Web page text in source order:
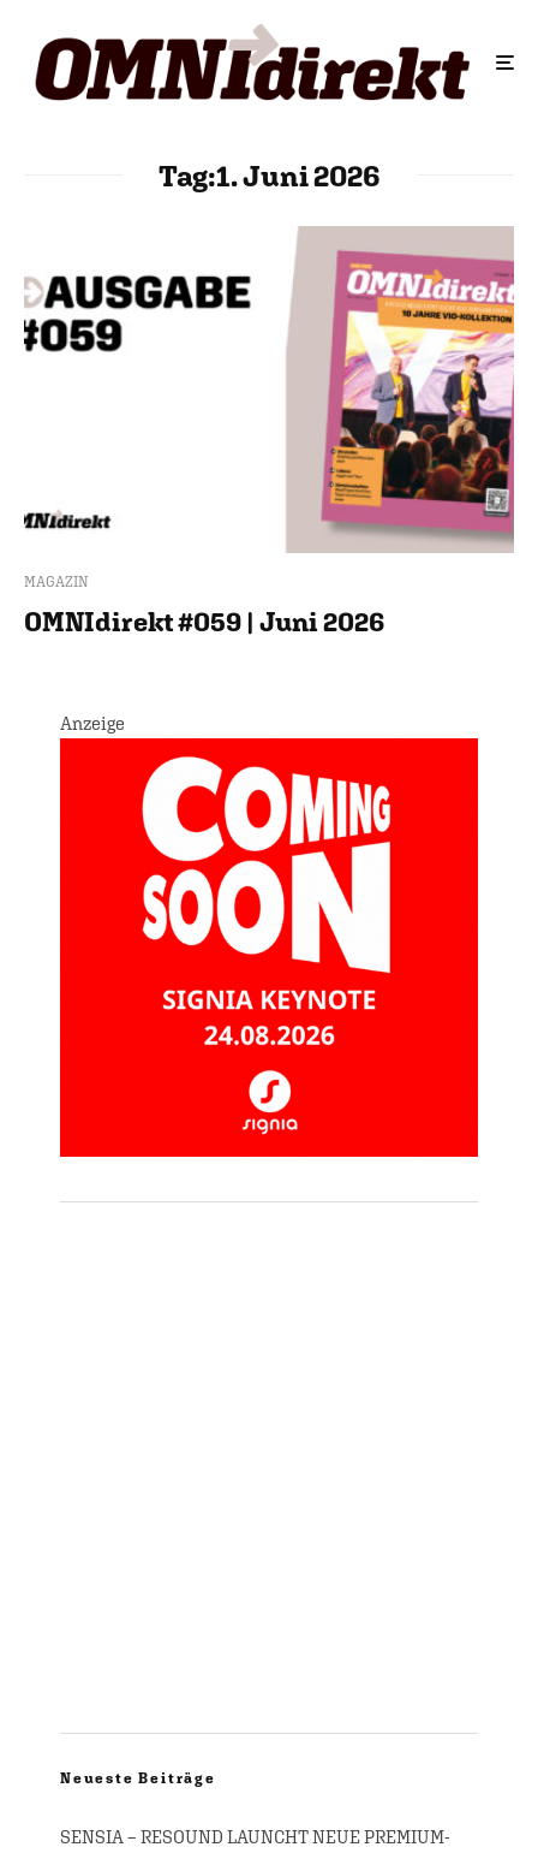
Tag:1. Juni 2026
MAGAZIN
OMNIdirekt #059 | Juni 2026
Anzeige
Neueste Beiträge
SENSIA – RESOUND LAUNCHT NEUE PREMIUM-